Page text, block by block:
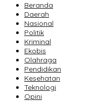
Beranda
Daerah
Nasional
Politik
Kriminal
Ekobis
Olahraga
Pendidikan
Kesehatan
Teknologi
Opini